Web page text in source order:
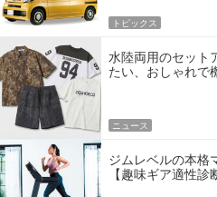
トピックス
水陸両用のセット
たい、おしゃれで
ニュース
ジムレベルの本格
【趣味ギア適性診